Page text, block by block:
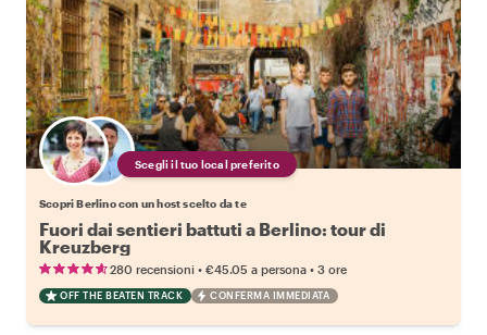
Scegli il tuo local preferito
Scopri Berlino con un host scelto da te
Fuori dai sentieri battuti a Berlino: tour di
Kreuzberg
280 recensioni • €45.05 a persona • 3 ore
OFF THE BEATEN TRACK CONFERMA IMMEDIATA